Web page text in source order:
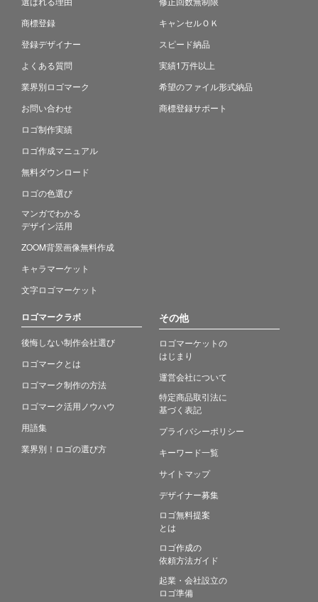
商標登録
登録デザイナー
よくある質問
業界別ロゴマーク
お問い合わせ
ロゴ制作実績
ロゴ作成マニュアル
無料ダウンロード
ロゴの色選び
マンガでわかる
デザイン活用
ZOOM背景画像無料作成
キャラマーケット
文字ロゴマーケット
キャンセルＯＫ
スピード納品
実績1万件以上
希望のファイル形式納品
商標登録サポート
ロゴマークラボ
後悔しない制作会社選び
ロゴマークとは
ロゴマーク制作の方法
ロゴマーク活用ノウハウ
用語集
業界別！ロゴの選び方
その他
ロゴマーケットの
はじまり
運営会社について
特定商品取引法に
基づく表記
プライバシーポリシー
キーワード一覧
サイトマップ
デザイナー募集
ロゴ無料提案
とは
ロゴ作成の
依頼方法ガイド
起業・会社設立の
ロゴ準備